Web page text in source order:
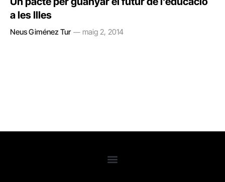
a les Illes
Neus Giménez Tur maig 2, 2014